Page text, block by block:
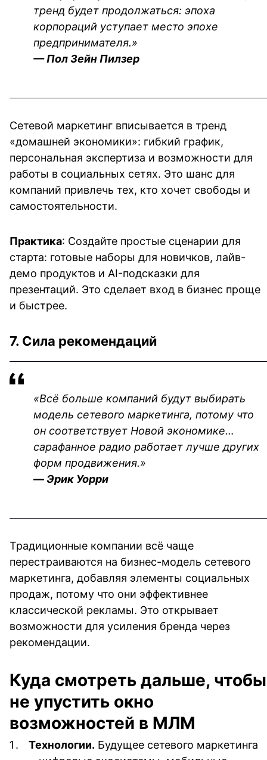
тренд будет продолжаться: эпоха
корпораций уступает место эпохе
предпринимателя.»
— Пол Зейн Пилзер
Сетевой маркетинг вписывается в тренд
«домашней экономики»: гибкий график,
персональная экспертиза и возможности для
работы в социальных сетях. Это шанс для
компаний привлечь тех, кто хочет свободы и
самостоятельности.
Практика: Создайте простые сценарии для
старта: готовые наборы для новичков, лайв-
демо продуктов и AI-подсказки для
презентаций. Это сделает вход в бизнес проще
и быстрее.
7. Сила рекомендаций
«Всё больше компаний будут выбирать
модель сетевого маркетинга, потому что
он соответствует Новой экономике…
сарафанное радио работает лучше других
форм продвижения.»
— Эрик Уорри
Традиционные компании всё чаще
перестраиваются на бизнес-модель сетевого
маркетинга, добавляя элементы социальных
продаж, потому что они эффективнее
классической рекламы. Это открывает
возможности для усиления бренда через
рекомендации.
Куда смотреть дальше, чтобы
не упустить окно
возможностей в МЛМ
Технологии. Будущее сетевого маркетинга